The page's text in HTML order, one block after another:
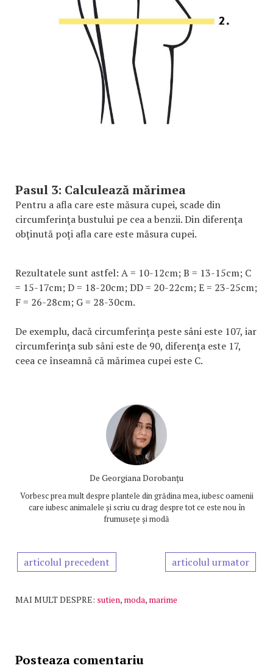
Pasul 3: Calculează mărimea
Pentru a afla care este măsura cupei, scade din
circumferinţa bustului pe cea a benzii. Din diferenţa
obţinută poţi afla care este măsura cupei.
Rezultatele sunt astfel: A = 10-12cm; B = 13-15cm; C
= 15-17cm; D = 18-20cm; DD = 20-22cm; E = 23-25cm;
F = 26-28cm; G = 28-30cm.
De exemplu, dacă circumferinţa peste sâni este 107, iar
circumferinţa sub sâni este de 90, diferenţa este 17,
ceea ce înseamnă că mărimea cupei este C.
De Georgiana Dorobanțu
Vorbesc prea mult despre plantele din grădina mea, iubesc oamenii
care iubesc animalele și scriu cu drag despre tot ce este nou în
frumusețe și modă
articolul precedent articolul urmator
MAI MULT DESPRE: sutien, moda, marime
Posteaza comentariu